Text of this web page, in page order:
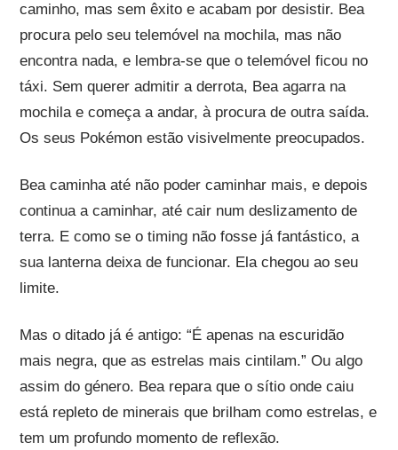
caminho, mas sem êxito e acabam por desistir. Bea
procura pelo seu telemóvel na mochila, mas não
encontra nada, e lembra-se que o telemóvel ficou no
táxi. Sem querer admitir a derrota, Bea agarra na
mochila e começa a andar, à procura de outra saída.
Os seus Pokémon estão visivelmente preocupados.
Bea caminha até não poder caminhar mais, e depois
continua a caminhar, até cair num deslizamento de
terra. E como se o timing não fosse já fantástico, a
sua lanterna deixa de funcionar. Ela chegou ao seu
limite.
Mas o ditado já é antigo: “É apenas na escuridão
mais negra, que as estrelas mais cintilam.” Ou algo
assim do género. Bea repara que o sítio onde caiu
está repleto de minerais que brilham como estrelas, e
tem um profundo momento de reflexão.